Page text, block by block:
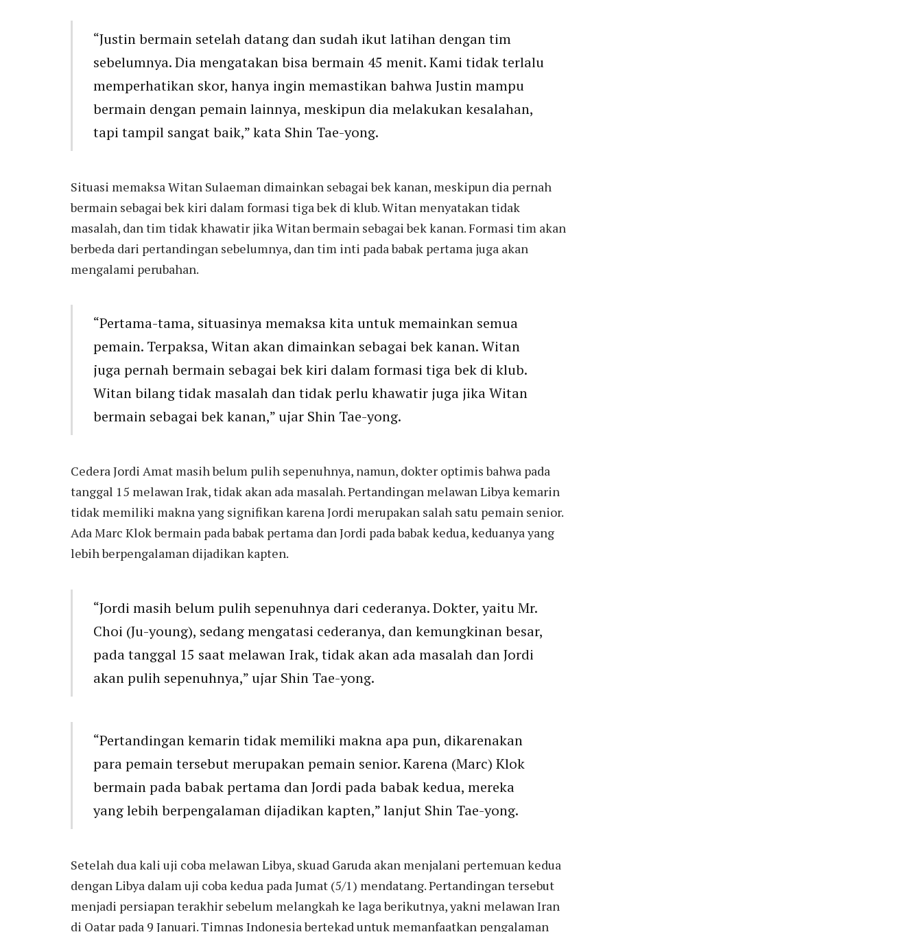
“Justin bermain setelah datang dan sudah ikut latihan dengan tim
sebelumnya. Dia mengatakan bisa bermain 45 menit. Kami tidak terlalu
memperhatikan skor, hanya ingin memastikan bahwa Justin mampu
bermain dengan pemain lainnya, meskipun dia melakukan kesalahan,
tapi tampil sangat baik,” kata Shin Tae-yong.
Situasi memaksa Witan Sulaeman dimainkan sebagai bek kanan, meskipun dia pernah
bermain sebagai bek kiri dalam formasi tiga bek di klub. Witan menyatakan tidak
masalah, dan tim tidak khawatir jika Witan bermain sebagai bek kanan. Formasi tim akan
berbeda dari pertandingan sebelumnya, dan tim inti pada babak pertama juga akan
mengalami perubahan.
“Pertama-tama, situasinya memaksa kita untuk memainkan semua
pemain. Terpaksa, Witan akan dimainkan sebagai bek kanan. Witan
juga pernah bermain sebagai bek kiri dalam formasi tiga bek di klub.
Witan bilang tidak masalah dan tidak perlu khawatir juga jika Witan
bermain sebagai bek kanan,” ujar Shin Tae-yong.
Cedera Jordi Amat masih belum pulih sepenuhnya, namun, dokter optimis bahwa pada
tanggal 15 melawan Irak, tidak akan ada masalah. Pertandingan melawan Libya kemarin
tidak memiliki makna yang signifikan karena Jordi merupakan salah satu pemain senior.
Ada Marc Klok bermain pada babak pertama dan Jordi pada babak kedua, keduanya yang
lebih berpengalaman dijadikan kapten.
“Jordi masih belum pulih sepenuhnya dari cederanya. Dokter, yaitu Mr.
Choi (Ju-young), sedang mengatasi cederanya, dan kemungkinan besar,
pada tanggal 15 saat melawan Irak, tidak akan ada masalah dan Jordi
akan pulih sepenuhnya,” ujar Shin Tae-yong.
“Pertandingan kemarin tidak memiliki makna apa pun, dikarenakan
para pemain tersebut merupakan pemain senior. Karena (Marc) Klok
bermain pada babak pertama dan Jordi pada babak kedua, mereka
yang lebih berpengalaman dijadikan kapten,” lanjut Shin Tae-yong.
Setelah dua kali uji coba melawan Libya, skuad Garuda akan menjalani pertemuan kedua
dengan Libya dalam uji coba kedua pada Jumat (5/1) mendatang. Pertandingan tersebut
menjadi persiapan terakhir sebelum melangkah ke laga berikutnya, yakni melawan Iran
di Qatar pada 9 Januari. Timnas Indonesia bertekad untuk memanfaatkan pengalaman